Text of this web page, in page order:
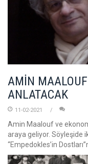
AMİN
ANLATACAK
11-02-2021
Amin Maalouf ve
araya geliyor. Söyleşide
“Empedokles’in